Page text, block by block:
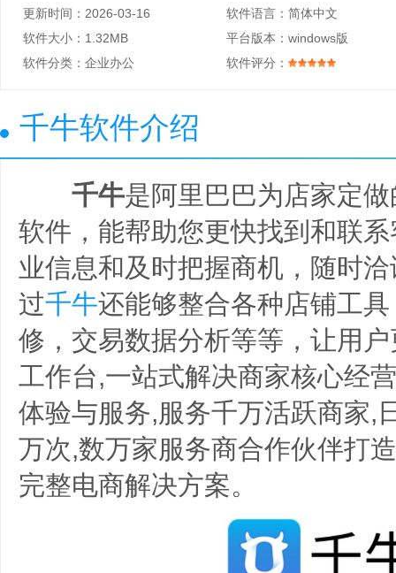
更新时间： 2026-03-16 软件语言：简体中文
软件大小： 1.32MB 平台版本：windows版
软件分类： 企业办公 软件评分：
千牛软件介绍
千牛是阿里巴巴为店家定
软件，能帮助您更快找到和联
业信息和及时把握商机，随时
过千牛还能够整合各种店铺工
修，交易数据分析等等，让用
工作台,一站式解决商家核心经
体验与服务,服务千万活跃商家,
万次,数万家服务商合作伙伴打
完整电商解决方案。